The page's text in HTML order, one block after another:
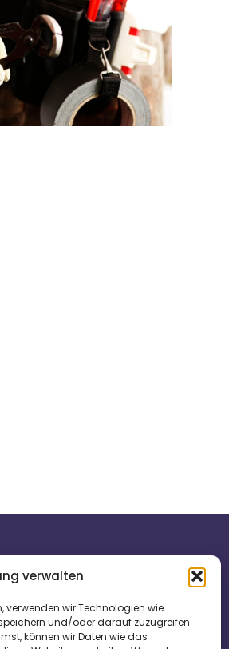
verwalten
verwenden wir Technologien wie
und/oder darauf zuzugreifen.
können wir Daten wie das